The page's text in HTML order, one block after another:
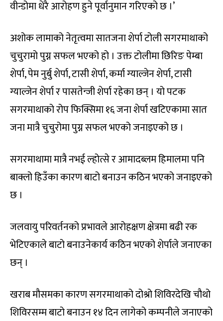
वीन्डोमा धेरै आरोहण हुने पूर्वानुमान गरिएको छ ।’
अशोक लामाको नेतृत्वमा सातजना शेर्पा टोली सगरमाथाको
चुचुरामो पुग्न सफल भएको हो । उक्त टोलीमा छिरिङ पेम्बा
शेर्पा, पेम नुर्बु शेर्पा, टासी शेर्पा, कर्मा ग्याल्जेन शेर्पा, टासी
ग्याल्जेन शेर्पा र पासतेन्जी शेर्पा रहेका छन् । यो पटक
सगरमाथाको रोप फिक्सिमा १६ जना शेर्पा खटिएकामा सात
जना मात्रै चुचुरोमा पुग्न सफल भएको जनाइएको छ ।
सगरमाथामा मात्रै नभई ल्होत्से र आमादब्लम हिमालमा पनि
बाक्लो हिउँका कारण बाटो बनाउन कठिन भएको जनाइएको
छ ।
जलवायु परिवर्तनको प्रभावले आरोहक्षण क्षेत्रमा बढी रक
भेटिएकाले बाटो बनाउनेकार्य कठिन भएको शेर्पाले जनाएका
छन् ।
खराब मौसमका कारण सगरमाथाको दोश्रो शिविरदेखि चौथो
शिविरसम्म बाटो बनाउन १४ दिन लागेको कम्पनीले जनाएको